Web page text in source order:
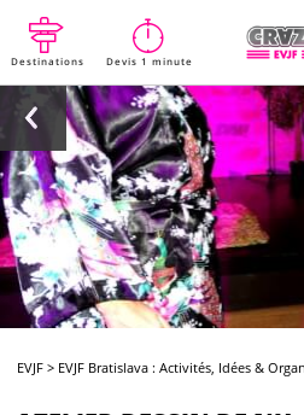
Destinations Devis 1 minute
EVJF > EVJF Bratislava : Activités, Idées &